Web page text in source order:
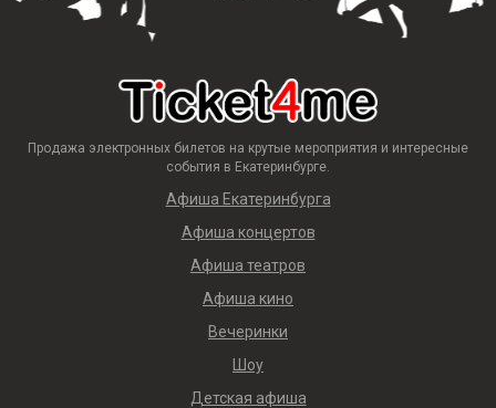
Продажа электронных билетов на крутые мероприятия и интересные
события в Екатеринбурге.
Афиша Екатеринбурга
Афиша концертов
Афиша театров
Афиша кино
Вечеринки
Шоу
Детская афиша